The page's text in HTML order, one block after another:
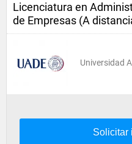
Licenciatura en
de Empresas (A
Universidad
Solicitar